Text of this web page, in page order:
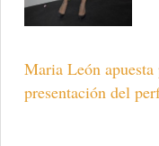
Maria León
presentación del